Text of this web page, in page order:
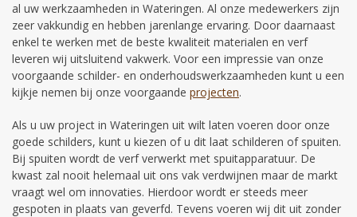
al uw werkzaamheden in Wateringen. Al onze medewerkers zijn
zeer vakkundig en hebben jarenlange ervaring. Door daarnaast
enkel te werken met de beste kwaliteit materialen en verf
leveren wij uitsluitend vakwerk. Voor een impressie van onze
voorgaande schilder- en onderhoudswerkzaamheden kunt u een
kijkje nemen bij onze voorgaande projecten.
Als u uw project in Wateringen uit wilt laten voeren door onze
goede schilders, kunt u kiezen of u dit laat schilderen of spuiten.
Bij spuiten wordt de verf verwerkt met spuitapparatuur. De
kwast zal nooit helemaal uit ons vak verdwijnen maar de markt
vraagt wel om innovaties. Hierdoor wordt er steeds meer
gespoten in plaats van geverfd. Tevens voeren wij dit uit zonder